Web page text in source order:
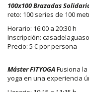
100x100 Brazadas
reto: 100 series de 100
Horario: 16:00 a 20:30 h
Inscripción:
Precio: 5 € por persona
Máster FITYOGAFusiona
yoga en una experiencia